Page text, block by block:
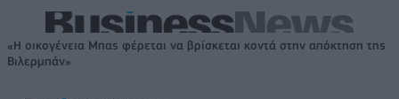
«Η οικογένεια Μπας φέρεται να βρίσκεται κοντά στην απόκτηση της
Βιλερμπάν»